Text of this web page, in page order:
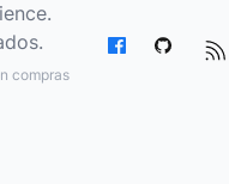
.
compras